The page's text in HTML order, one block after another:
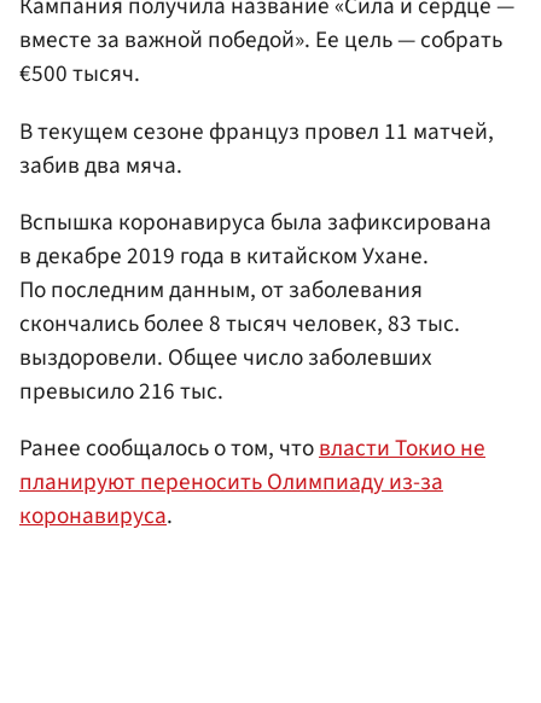
вместе за важной победой». Ее цель — собрать
€500 тысяч.
В текущем сезоне француз провел 11 матчей,
забив два мяча.
Вспышка коронавируса была зафиксирована
в декабре 2019 года в китайском Ухане.
По последним данным, от заболевания
скончались более 8 тысяч человек, 83 тыс.
выздоровели. Общее число заболевших
превысило 216 тыс.
Ранее сообщалось о том, чтовласти Токио не
планируют переносить Олимпиаду из-за
коронавируса.